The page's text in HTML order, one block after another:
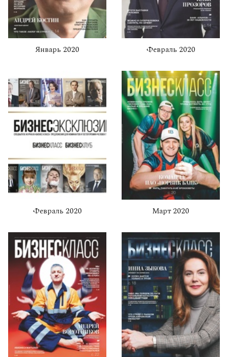
Январь 2020 Февраль 2020
Февраль 2020 Март 2020